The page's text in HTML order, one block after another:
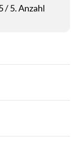
/ 5. Anzahl